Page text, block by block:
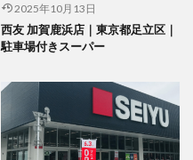
2025年10月13日
西友 加賀鹿浜店｜東京都足立区｜
駐車場付きスーパー